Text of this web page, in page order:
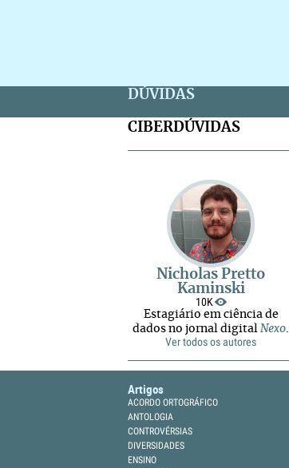
DÚVIDAS
CIBERDÚVIDAS
Nicholas Pretto
Kaminski
10K
Estagiário em ciência de
dados no jornal digital Nexo.
Ver todos os autores
Artigos
ACORDO ORTOGRÁFICO
ANTOLOGIA
CONTROVÉRSIAS
DIVERSIDADES
ENSINO